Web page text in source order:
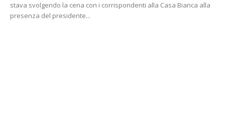
stava svolgendo la cena con i corrispondenti alla Casa Bianca alla
presenza del presidente...